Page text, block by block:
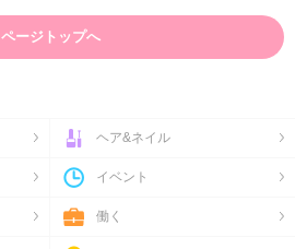
ページトップへ
ヘア&ネイル
イベント
働く